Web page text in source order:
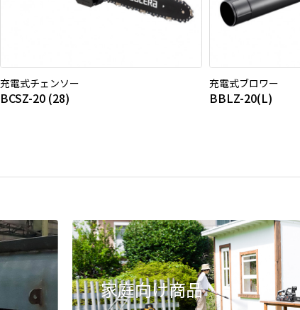
充電式チェンソー
BCSZ-20 (28)
充電式ブロワー
BBLZ-20(L)
家庭向け商品